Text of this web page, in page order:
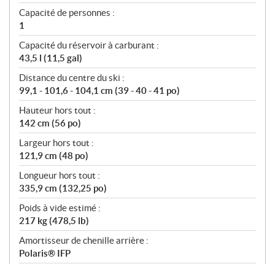
Capacité de personnes :
1
Capacité du réservoir à carburant :
43,5 l (11,5 gal)
Distance du centre du ski :
99,1 - 101,6 - 104,1 cm (39 - 40 - 41 po)
Hauteur hors tout :
142 cm (56 po)
Largeur hors tout :
121,9 cm (48 po)
Longueur hors tout :
335,9 cm (132,25 po)
Poids à vide estimé :
217 kg (478,5 lb)
Amortisseur de chenille arrière :
Polaris® IFP